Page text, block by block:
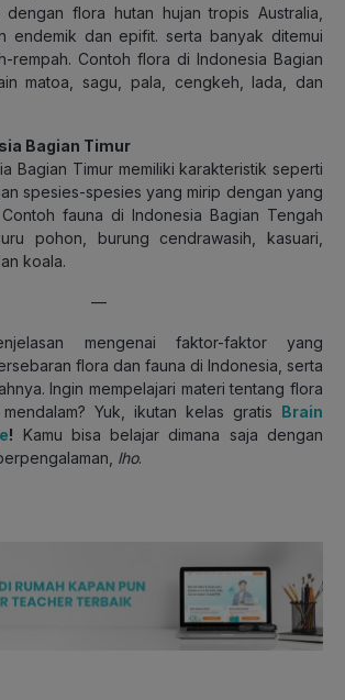
dengan flora hutan hujan tropis Australia,
endemik dan epifit. serta banyak ditemui
rempah. Contoh flora di Indonesia Bagian
matoa, sagu, pala, cengkeh, lada, dan
Bagian Timur
Bagian Timur memiliki karakteristik seperti
spesies-spesies yang mirip dengan yang
fauna di Indonesia Bagian Tengah
pohon, burung cendrawasih, kasuari,
koala.
—
mengenai faktor-faktor yang
flora dan fauna di Indonesia, serta
Ingin mempelajari materi tentang flora
Yuk, ikutan kelas gratis Brain
! Kamu bisa belajar dimana saja dengan
lho.